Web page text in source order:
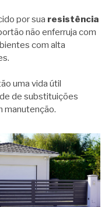
por sua resistência
não enferruja com
com alta
uma vida útil
de substituições
manutenção.